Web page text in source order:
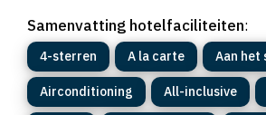
Samenvatting hotelfaciliteiten:
4-sterren A la carte Aan het
Airconditioning All-inclusive